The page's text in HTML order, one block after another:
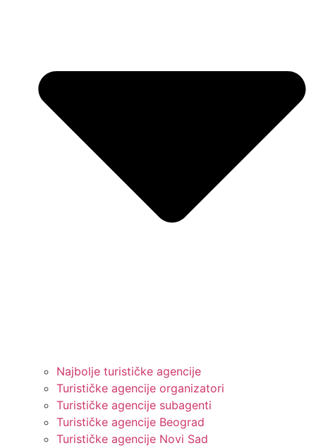
Najbolje turističke agencije
Turističke agencije organizatori
Turističke agencije subagenti
Turističke agencije Beograd
Turističke agencije Novi Sad